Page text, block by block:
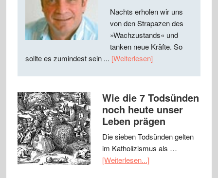
Nachts erholen wir uns
von den Strapazen des
»Wachzustands« und
tanken neue Kräfte. So
sollte es zumindest sein ... [Weiterlesen]
Wie die 7 Todsünden
noch heute unser
Leben prägen
Die sieben Todsünden gelten
im Katholizismus als …
[Weiterlesen...]